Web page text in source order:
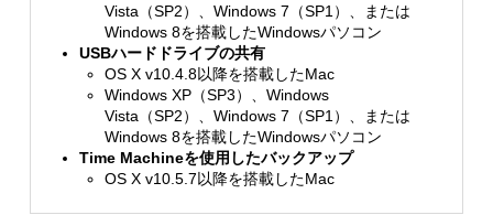
Vista（SP2）、Windows 7（SP1）、または
Windows 8を搭載したWindowsパソコン
USBハードドライブの共有
OS X v10.4.8以降を搭載したMac
Windows XP（SP3）、Windows
Vista（SP2）、Windows 7（SP1）、または
Windows 8を搭載したWindowsパソコン
Time Machineを使用したバックアップ
OS X v10.5.7以降を搭載したMac